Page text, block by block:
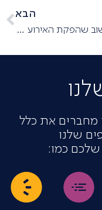
הבא
למה חשוב שהפקת האירוע שלכם תהיה מחוברת לחזון החברה?4
מחברים את כלל
שלנו
כמו: